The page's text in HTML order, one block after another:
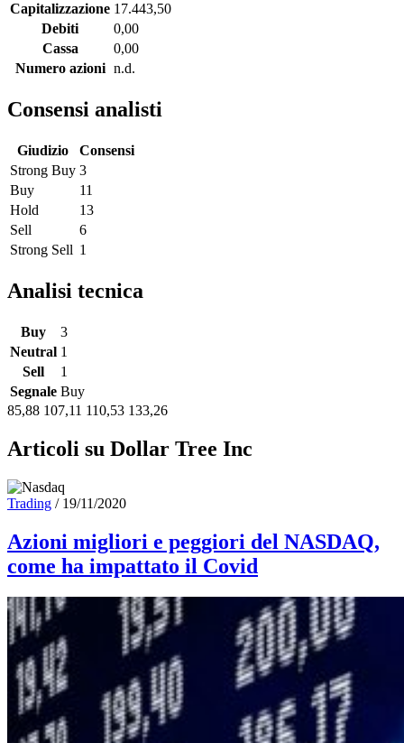
Capitalizzazione 17.443,50
Debiti
0,00
Cassa
0,00
Numero azioni n.d.
Consensi analisti
Giudizio
Consensi
Strong Buy 3
Buy
11
Hold
13
Sell
6
Strong Sell 1
Analisi tecnica
Buy
3
Neutral 1
Sell
1
Segnale Buy
85,88 107,11 110,53 133,26
Articoli su Dollar Tree Inc
Trading / 19/11/2020
Azioni migliori e peggiori del NASDAQ,
come ha impattato il Covid